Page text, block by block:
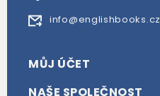
info@englishbooks.cz
MŮJ ÚČET
NAŠE SPOLEČNOST